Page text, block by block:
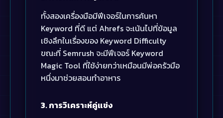
ทั้งสองเครื่องมือมีฟีเจอร์ในการค้นหา
Keyword ที่ดี แต่ Ahrefs จะเน้นไปที่ข้อมูล
เชิงลึกในเรื่องของ Keyword Difficulty
ขณะที่ Semrush จะมีฟีเจอร์ Keyword
Magic Tool ที่ใช้ง่ายกว่าเหมือนมีพ่อครัวมือ
หนึ่งมาช่วยสอนทำอาหาร
3. การวิเคราะห์คู่แข่ง